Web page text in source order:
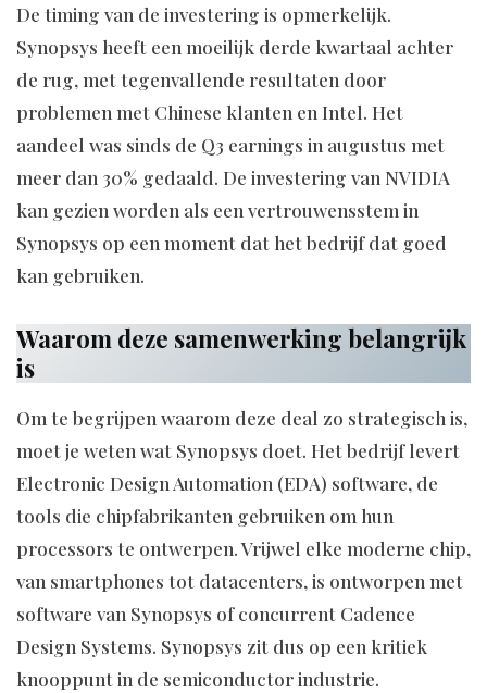
De timing van de investering is opmerkelijk.
Synopsys heeft een moeilijk derde kwartaal achter
de rug, met tegenvallende resultaten door
problemen met Chinese klanten en Intel. Het
aandeel was sinds de Q3 earnings in augustus met
meer dan 30% gedaald. De investering van NVIDIA
kan gezien worden als een vertrouwensstem in
Synopsys op een moment dat het bedrijf dat goed
kan gebruiken.
Waarom deze samenwerking belangrijk
is
Om te begrijpen waarom deze deal zo strategisch is,
moet je weten wat Synopsys doet. Het bedrijf levert
Electronic Design Automation (EDA) software, de
tools die chipfabrikanten gebruiken om hun
processors te ontwerpen. Vrijwel elke moderne chip,
van smartphones tot datacenters, is ontworpen met
software van Synopsys of concurrent Cadence
Design Systems. Synopsys zit dus op een kritiek
knooppunt in de semiconductor industrie.